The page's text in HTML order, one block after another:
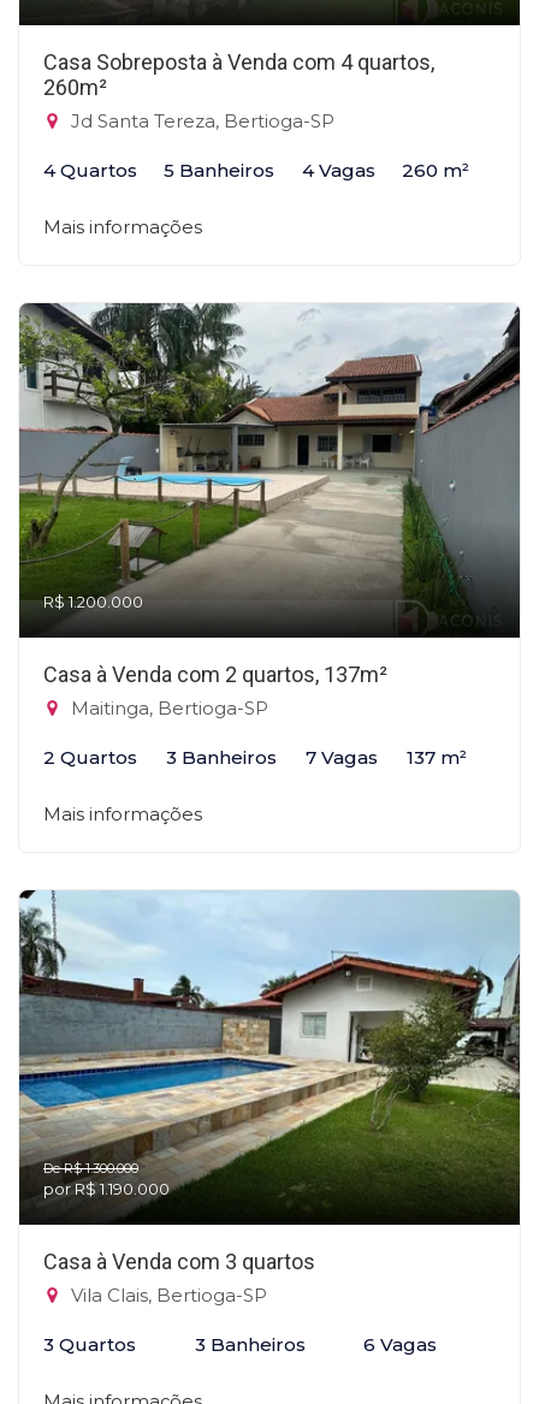
Casa Sobreposta à Venda com 4 quartos,
260m²
Jd Santa Tereza, Bertioga-SP
4 Quartos 5 Banheiros 4 Vagas 260 m²
Mais informações
R$ 1.200.000
Casa à Venda com 2 quartos, 137m²
Maitinga, Bertioga-SP
2 Quartos 3 Banheiros 7 Vagas 137 m²
Mais informações
De R$ 1.300.000
por R$ 1.190.000
Casa à Venda com 3 quartos
Vila Clais, Bertioga-SP
3 Quartos 3 Banheiros 6 Vagas